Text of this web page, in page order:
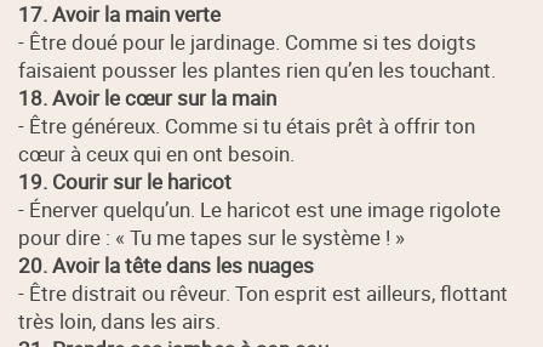
17. Avoir la main verte
- Être doué pour le jardinage. Comme si tes doigts
faisaient pousser les plantes rien qu’en les touchant.
18. Avoir le cœur sur la main
- Être généreux. Comme si tu étais prêt à offrir ton
cœur à ceux qui en ont besoin.
19. Courir sur le haricot
- Énerver quelqu’un. Le haricot est une image rigolote
pour dire : « Tu me tapes sur le système ! »
20. Avoir la tête dans les nuages
- Être distrait ou rêveur. Ton esprit est ailleurs, flottant
très loin, dans les airs.